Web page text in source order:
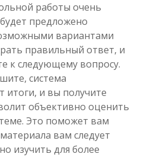
работы очень
предложено
вариантами
правильный ответ, и
к следующему вопросу.
система
итоги, и вы получите
объективно оценить
Это поможет вам
вам следует
изучить для более